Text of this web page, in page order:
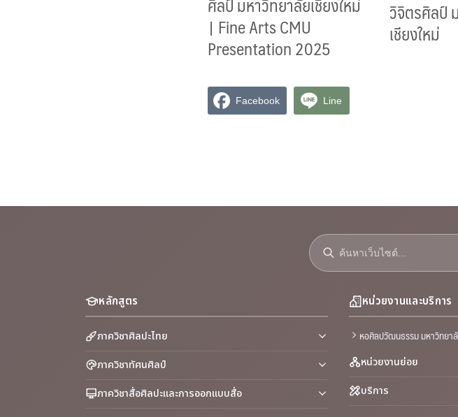
| Fine Arts CMU
Presentation 2025
วิจิตรศิลป์
เชียงใหม่
Facebook Line
หลักสูตร
ภาควิชาศิลปะไทย
ภาควิชาทัศนศิลป์
ภาควิชาสื่อศิลปะและการออกแบบสื่อ
หน่วยงานและบริการ
หอศิลปวัฒนธรรม มหาวิทยา
หน่วยงานย่อย
บริการ